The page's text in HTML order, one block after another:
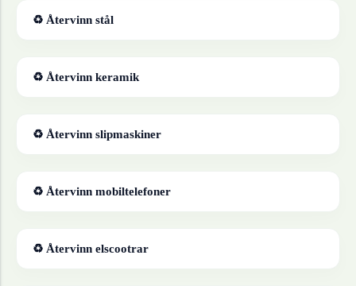
♻ Återvinn stål
♻ Återvinn keramik
♻ Återvinn slipmaskiner
♻ Återvinn mobiltelefoner
♻ Återvinn elscootrar